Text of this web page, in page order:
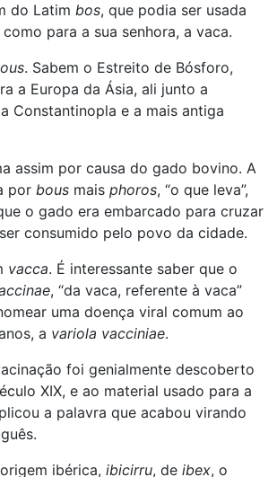
do Latim bos, que podia ser usada
para a sua senhora, a vaca.
. Sabem o Estreito de Bósforo,
a Europa da Ásia, ali junto a
Constantinopla e a mais antiga
assim por causa do gado bovino. A
por bous mais phoros, “o que leva”,
o gado era embarcado para cruzar
consumido pelo povo da cidade.
vacca. É interessante saber que o
, “da vaca, referente à vaca”
uma doença viral comum ao
a variola vacciniae.
foi genialmente descoberto
XIX, e ao material usado para a
a palavra que acabou virando
ibérica, ibicirru, de ibex, o